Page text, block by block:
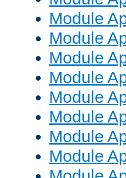
Module
Module
Module
Module
Module
Module
Module
Module